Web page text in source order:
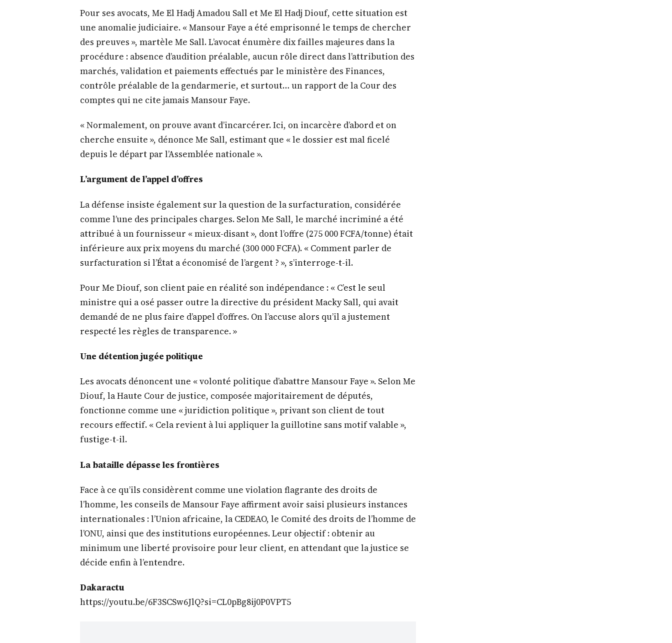
Pour ses avocats, Me El Hadj Amadou Sall et Me El Hadj Diouf, cette situation est
une anomalie judiciaire. « Mansour Faye a été emprisonné le temps de chercher
des preuves », martèle Me Sall. L’avocat énumère dix failles majeures dans la
procédure : absence d’audition préalable, aucun rôle direct dans l’attribution des
marchés, validation et paiements effectués par le ministère des Finances,
contrôle préalable de la gendarmerie, et surtout… un rapport de la Cour des
comptes qui ne cite jamais Mansour Faye.
« Normalement, on prouve avant d’incarcérer. Ici, on incarcère d’abord et on
cherche ensuite », dénonce Me Sall, estimant que « le dossier est mal ficelé
depuis le départ par l’Assemblée nationale ».
L’argument de l’appel d’offres
La défense insiste également sur la question de la surfacturation, considérée
comme l’une des principales charges. Selon Me Sall, le marché incriminé a été
attribué à un fournisseur « mieux-disant », dont l’offre (275 000 FCFA/tonne) était
inférieure aux prix moyens du marché (300 000 FCFA). « Comment parler de
surfacturation si l’État a économisé de l’argent ? », s’interroge-t-il.
Pour Me Diouf, son client paie en réalité son indépendance : « C’est le seul
ministre qui a osé passer outre la directive du président Macky Sall, qui avait
demandé de ne plus faire d’appel d’offres. On l’accuse alors qu’il a justement
respecté les règles de transparence. »
Une détention jugée politique
Les avocats dénoncent une « volonté politique d’abattre Mansour Faye ». Selon Me
Diouf, la Haute Cour de justice, composée majoritairement de députés,
fonctionne comme une « juridiction politique », privant son client de tout
recours effectif. « Cela revient à lui appliquer la guillotine sans motif valable »,
fustige-t-il.
La bataille dépasse les frontières
Face à ce qu’ils considèrent comme une violation flagrante des droits de
l’homme, les conseils de Mansour Faye affirment avoir saisi plusieurs instances
internationales : l’Union africaine, la CEDEAO, le Comité des droits de l’homme de
l’ONU, ainsi que des institutions européennes. Leur objectif : obtenir au
minimum une liberté provisoire pour leur client, en attendant que la justice se
décide enfin à l’entendre.
Dakaractu
https://youtu.be/6F3SCSw6JlQ?si=CL0pBg8ij0P0VPT5